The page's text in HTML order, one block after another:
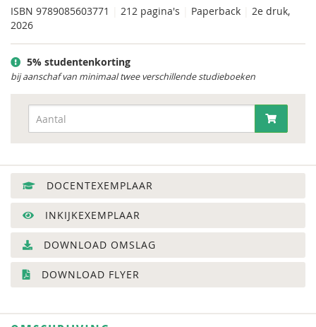
ISBN 9789085603771 212 pagina's Paperback
2e druk,
2026
5% studentenkorting
bij aanschaf van minimaal twee verschillende studieboeken
DOCENTEXEMPLAAR
INKIJKEXEMPLAAR
DOWNLOAD OMSLAG
DOWNLOAD FLYER